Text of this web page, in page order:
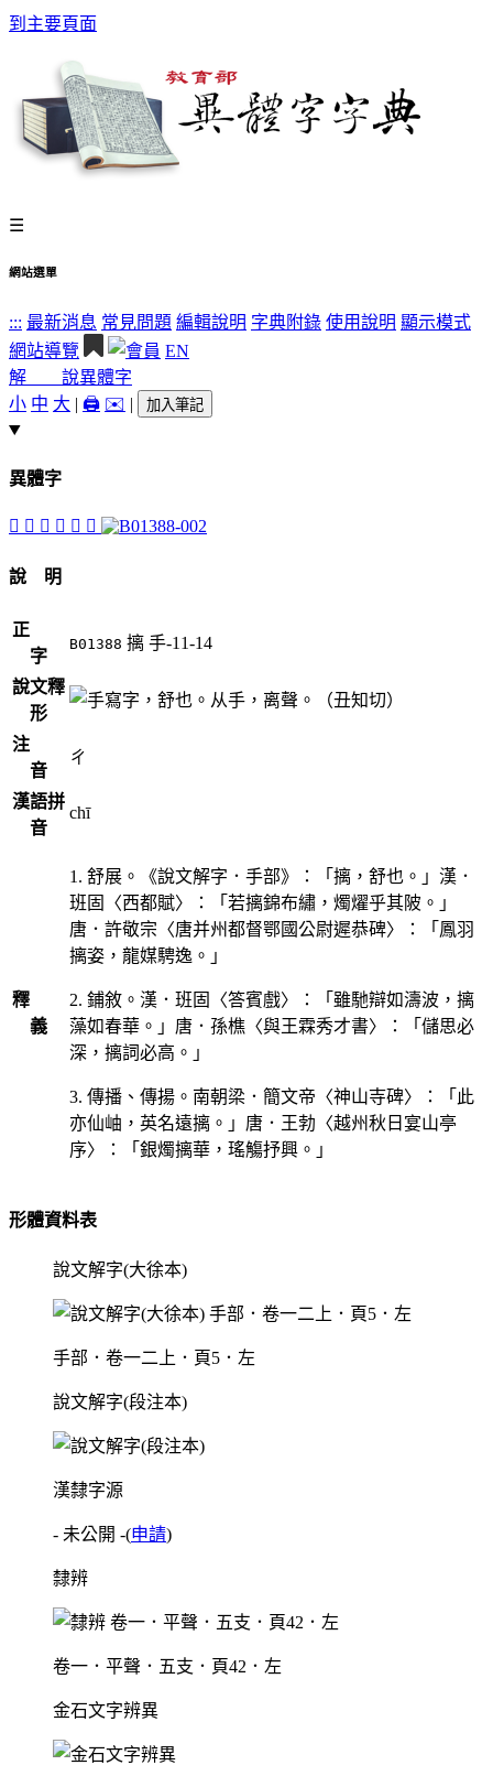
到主要頁面
☰
網站選單
::: 最新消息 常見問題 編輯說明 字典附錄 使用說明 顯示模式
網站導覽
EN
解 說異體字
小 中 大 | 🖨️ ✉️ | 加入筆記
異體字
󷧦 󷧣 󷧥 󷧨 󷧧 󷧤
說 明
正
字
B01388 摛 手-11-14
說文釋
形
，舒也。从手，离聲。（丑知切）
注
音
ㄔ
漢語拼
音
chī
釋
義
1. 舒展。《說文解字．手部》：「摛，舒也。」漢．
班固〈西都賦〉：「若摛錦布繡，燭燿乎其陂。」
唐．許敬宗〈唐并州都督鄂國公尉遲恭碑〉：「鳳羽
摛姿，龍媒騁逸。」
2. 鋪敘。漢．班固〈答賓戲〉：「雖馳辯如濤波，摛
藻如春華。」唐．孫樵〈與王霖秀才書〉：「儲思必
深，摛詞必高。」
3. 傳播、傳揚。南朝梁．簡文帝〈神山寺碑〉：「此
亦仙岫，英名遠摛。」唐．王勃〈越州秋日宴山亭
序〉：「銀燭摛華，瑤觴抒興。」
形體資料表
說文解字(大徐本)
手部．卷一二上．頁5．左
說文解字(段注本)
漢隸字源
- 未公開 -(申請)
隸辨
卷一．平聲．五支．頁42．左
金石文字辨異